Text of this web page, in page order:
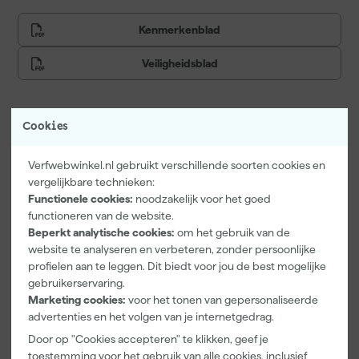
Cookies
Verfwebwinkel.nl gebruikt verschillende soorten cookies en
vergelijkbare technieken:
Functionele cookies: noodzakelijk voor het goed
functioneren van de website.
Beperkt analytische cookies: om het gebruik van de
website te analyseren en verbeteren, zonder persoonlijke
profielen aan te leggen. Dit biedt voor jou de best mogelijke
gebruikerservaring.
Marketing cookies: voor het tonen van gepersonaliseerde
advertenties en het volgen van je internetgedrag.
Door op "Cookies accepteren" te klikken, geef je
toestemming voor het gebruik van alle cookies, inclusief
Kenmerkenblad
Veiligheidsblad
Vaak gekocht met
Absolute Matt
Onze Top 10
3308-24
And Go